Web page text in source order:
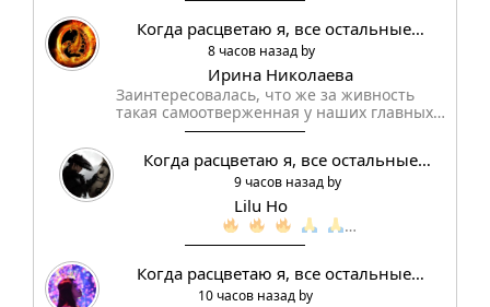
Когда расцветаю я, все остальные…
8 часов назад by
Ирина Николаева
Заинтересовалась, что же за живность
такая самоотверженная у наших главных…
Когда расцветаю я, все остальные…
9 часов назад by
Lilu Ho
…
Когда расцветаю я, все остальные…
10 часов назад by